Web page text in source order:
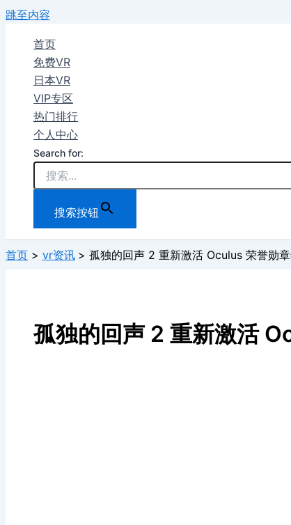
跳至内容
首页
免费VR
日本VR
VIP专区
热门排行
个人中心
Search for:
搜索按钮
首页 vr资讯 孤独的回声 2 重新激活 Oculus 荣誉勋
孤独的回声 2 重新激活